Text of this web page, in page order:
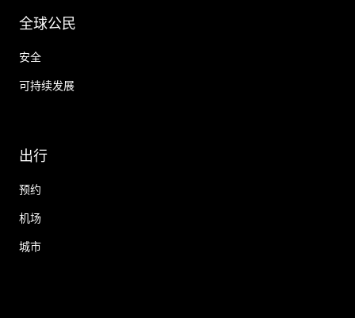
全球公民
安全
可持续发展
出行
预约
机场
城市